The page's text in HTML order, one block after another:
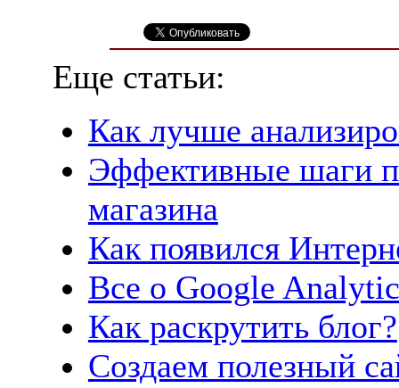
Еще статьи:
Как лучше
Эффективные шаги
магазина
Как появился
Все о Google
Как раскрутить блог?
Создаем полезный